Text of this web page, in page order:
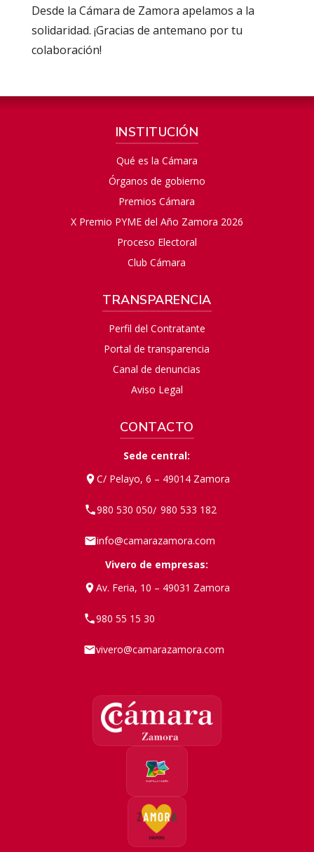
Desde la Cámara de Zamora apelamos a la
solidaridad. ¡Gracias de antemano por tu
colaboración!
INSTITUCIÓN
Qué es la Cámara
Órganos de gobierno
Premios Cámara
X Premio PYME del Año Zamora 2026
Proceso Electoral
Club Cámara
TRANSPARENCIA
Perfil del Contratante
Portal de transparencia
Canal de denuncias
Aviso Legal
CONTACTO
Sede central:
C/ Pelayo, 6 – 49014 Zamora
980 530 050/ 980 533 182
info@camarazamora.com
Vivero de empresas:
Av. Feria, 10 – 49031 Zamora
980 55 15 30
vivero@camarazamora.com